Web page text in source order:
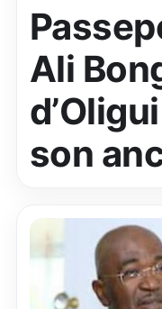
Ali
son